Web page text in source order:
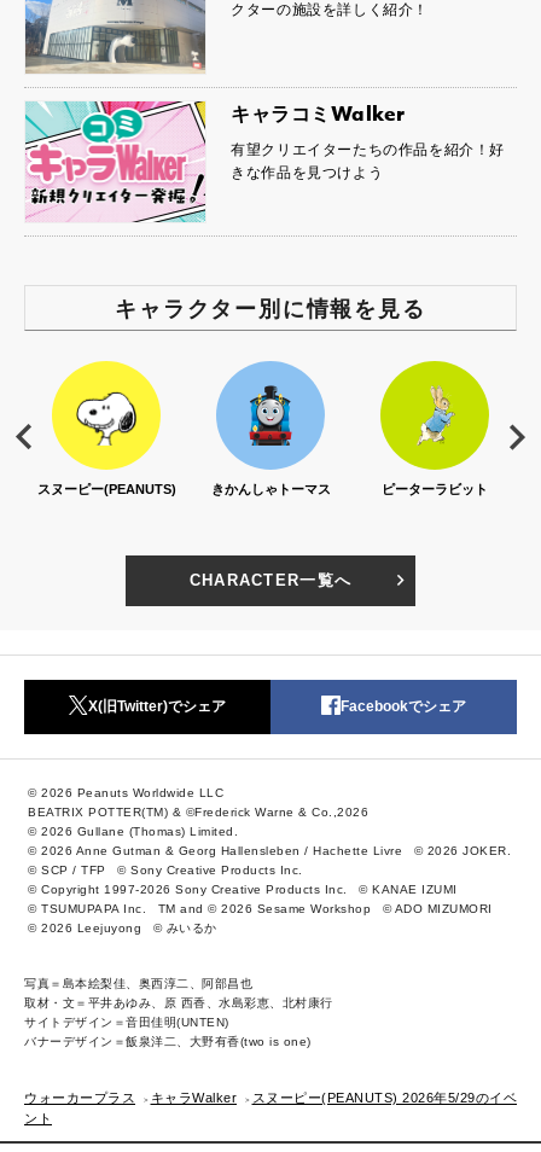
クターの施設を詳しく紹介！
キャラコミWalker
有望クリエイターたちの作品を紹介！好
きな作品を見つけよう
キャラクター別に情報を見る
スヌーピー(PEANUTS) きかんしゃトーマス ピーターラビット
CHARACTER一覧へ
X(旧Twitter)でシェア Facebookでシェア
© 2026 Peanuts Worldwide LLC
BEATRIX POTTER(TM) & ©Frederick Warne & Co.,2026
© 2026 Gullane (Thomas) Limited.
© 2026 Anne Gutman & Georg Hallensleben / Hachette Livre
© 2026 JOKER.
© SCP / TFP
© Sony Creative Products Inc.
© Copyright 1997-2026 Sony Creative Products Inc.
© KANAE IZUMI
© TSUMUPAPA Inc.
TM and © 2026 Sesame Workshop
© ADO MIZUMORI
© 2026 Leejuyong
© みいるか
写真＝島本絵梨佳、奥西淳二、阿部昌也
取材・文＝平井あゆみ、原 西香、水島彩恵、北村康行
サイトデザイン＝音田佳明(UNTEN)
バナーデザイン＝飯泉洋二、大野有香(two is one)
ウォーカープラス キャラWalker
スヌーピー(PEANUTS) 2026年5/29のイベ
ント